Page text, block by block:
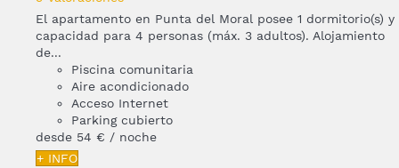
El apartamento en Punta del Moral posee 1 dormitorio(s) y
capacidad para 4 personas (máx. 3 adultos). Alojamiento
de...
Piscina comunitaria
Aire acondicionado
Acceso Internet
Parking cubierto
desde 54 € / noche
+ INFO